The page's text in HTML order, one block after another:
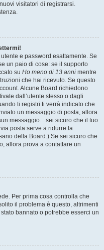
visitatori di registrarsi.
e password esattamente. Se
un paio di cose: se il supporto
su Ho meno di 13 anni mentre
che hai ricevuto. Se questo
Alcune Board richiedono
dall’utente stesso o dagli
ti registri ti verrà indicato che
un messaggio di posta, allora
messaggio... sei sicuro che il tuo
posta serve a ridurre la
della Board.) Se sei sicuro che
allora prova a contattare un
Per prima cosa controlla che
il problema è questo, altrimenti
bannato o potrebbe esserci un